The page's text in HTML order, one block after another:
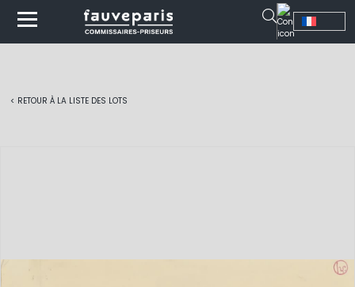
< RETOUR À LA LISTE DES LOTS